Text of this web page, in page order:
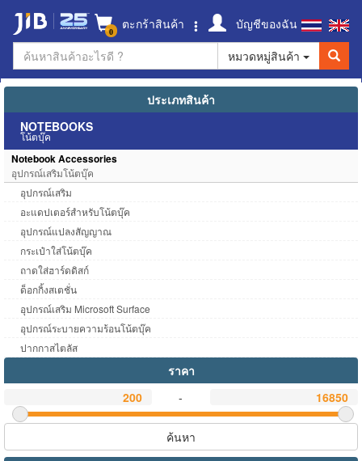
0 ตะกร้าสินค้า
บัญชีของฉัน
หมวดหมู่สินค้า
ประเภทสินค้า
NOTEBOOKS
โน้ตบุ๊ค
Notebook Accessories
อุปกรณ์เสริมโน้ตบุ๊ค
อุปกรณ์เสริม
อะแดปเตอร์สำหรับโน้ตบุ๊ค
อุปกรณ์แปลงสัญญาณ
กระเป๋าใส่โน้ตบุ๊ค
ถาดใส่ฮาร์ดดิสก์
ด็อกกิ้งสเตชั่น
อุปกรณ์เสริม Microsoft Surface
อุปกรณ์ระบายความร้อนโน้ตบุ๊ค
ปากกาสไตลัส
ราคา
-
ค้นหา